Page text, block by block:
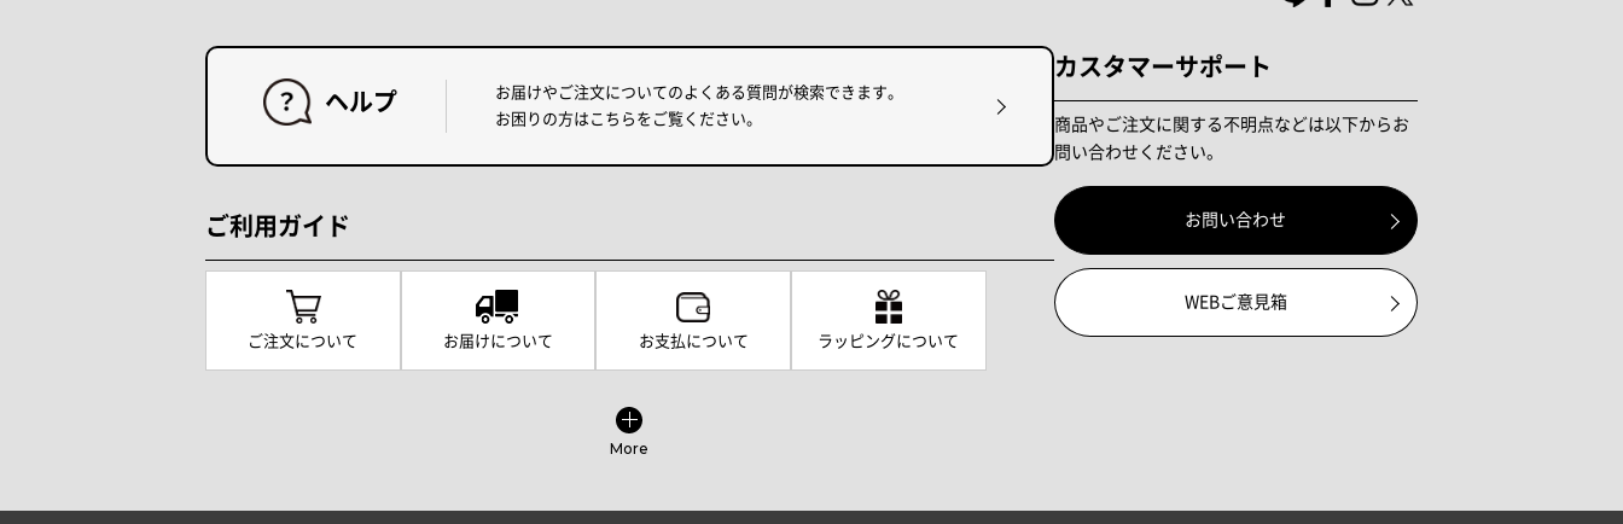
ヘルプ
お届けやご注文についてのよくある質問が検索できます。
お困りの方はこちらをご覧ください。
ご利用ガイド
ご注文について お届けについて お支払について ラッピングについて
More
カスタマーサポート
商品やご注文に関する不明点などは以下からお
問い合わせください。
お問い合わせ
WEBご意見箱